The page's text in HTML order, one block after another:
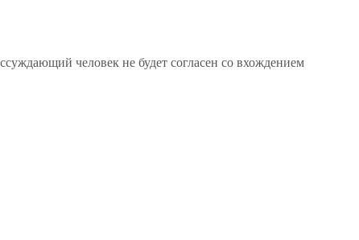
человек не будет согласен со вхождением